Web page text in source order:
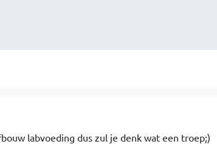
labvoeding dus zul je denk wat een troep;)